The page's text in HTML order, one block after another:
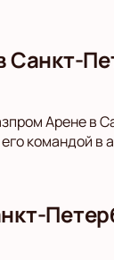
Санкт-
Арене в
командой